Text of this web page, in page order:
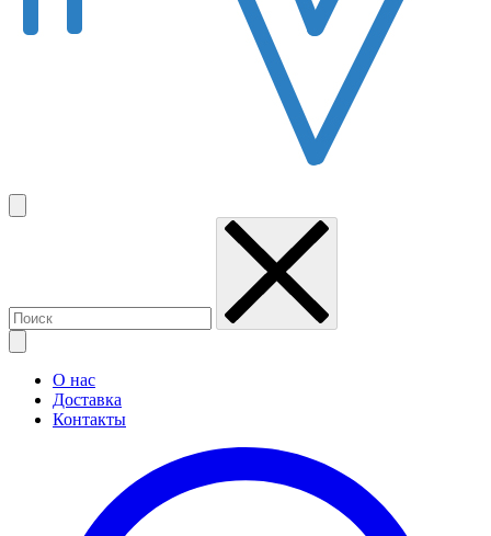
О нас
Доставка
Контакты